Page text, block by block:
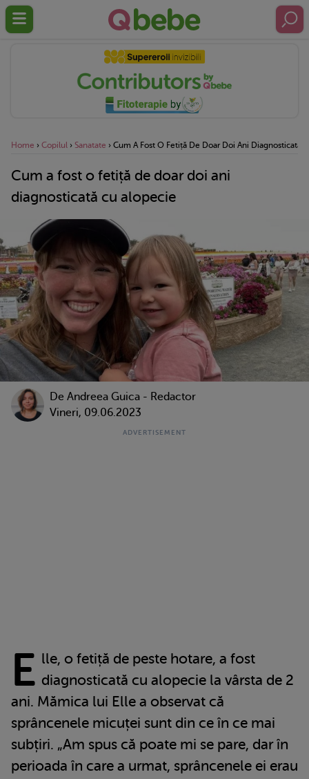
Home › Copilul › Sanatate › Cum A Fost O Fetiță De Doar Doi Ani Diagnosticată
Cum a fost o fetiță de doar doi ani
diagnosticată cu alopecie
De Andreea Guica - Redactor
Vineri, 09.06.2023
E lle, o fetiță de peste hotare, a fost
diagnosticată cu alopecie la vârsta de 2
ani. Mămica lui Elle a observat că
sprâncenele micuței sunt din ce în ce mai
subțiri. „Am spus că poate mi se pare, dar în
perioada în care a urmat, sprâncenele ei erau